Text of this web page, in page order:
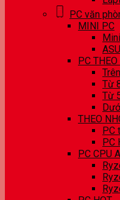
PC văn
MINI PC
PC THEO
Từ
Từ
THEO
PC
PC
PC CPU